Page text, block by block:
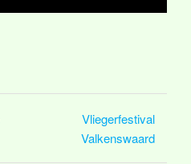
Vliegerfestival
Valkenswaard